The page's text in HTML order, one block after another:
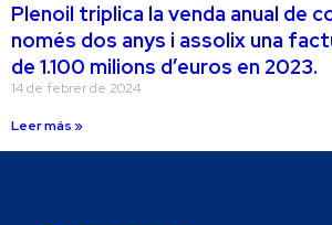
Plenoil triplica la venda anual de
només dos anys i assolix una
de 1.100 milions d’euros en 2023.
14 de febrer de 2024
Leer más »